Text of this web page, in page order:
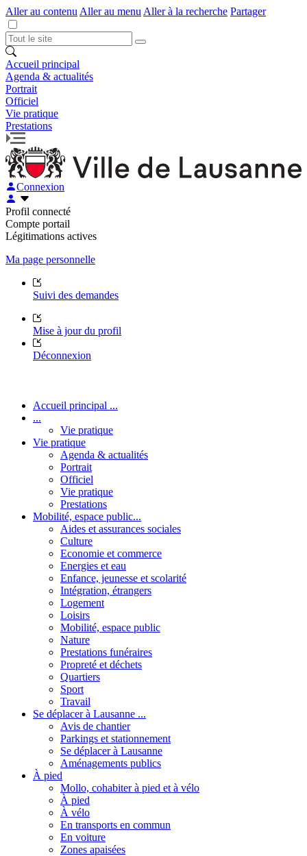
Aller au contenu Aller au menu Aller à la recherche Partager
Accueil principal
Agenda & actualités
Portrait
Officiel
Vie pratique
Prestations
Connexion
Profil connecté
Compte portail
Légitimations actives
Ma page personnelle
Suivi des demandes
Mise à jour du profil
Déconnexion
Accueil principal ...
...
Vie pratique
Vie pratique
Agenda & actualités
Portrait
Officiel
Vie pratique
Prestations
Mobilité, espace public...
Aides et assurances sociales
Culture
Economie et commerce
Energies et eau
Enfance, jeunesse et scolarité
Intégration, étrangers
Logement
Loisirs
Mobilité, espace public
Nature
Prestations funéraires
Propreté et déchets
Quartiers
Sport
Travail
Se déplacer à Lausanne ...
Avis de chantier
Parkings et stationnement
Se déplacer à Lausanne
Aménagements publics
À pied
Mollo, cohabiter à pied et à vélo
À pied
À vélo
En transports en commun
En voiture
Zones apaisées